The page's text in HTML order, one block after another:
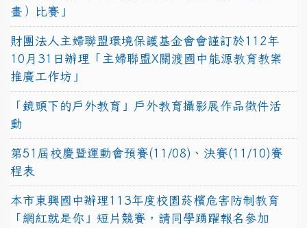
畫）比賽」
財團法人主婦聯盟環境保護基金會會謹訂於112年
10月31日辦理「主婦聯盟X關渡國中能源教育教案
推廣工作坊」
「鏡頭下的戶外教育」戶外教育攝影展作品徵件活
動
第51屆校慶暨運動會預賽(11/08)、決賽(11/10)賽
程表
本市東興國中辦理113年度校園菸檳危害防制教育
「網紅就是你」短片競賽，請同學踴躍報名參加